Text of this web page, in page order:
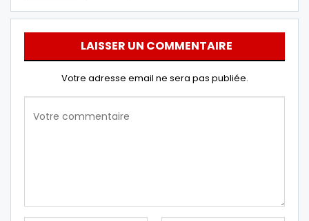
LAISSER UN COMMENTAIRE
Votre adresse email ne sera pas publiée.